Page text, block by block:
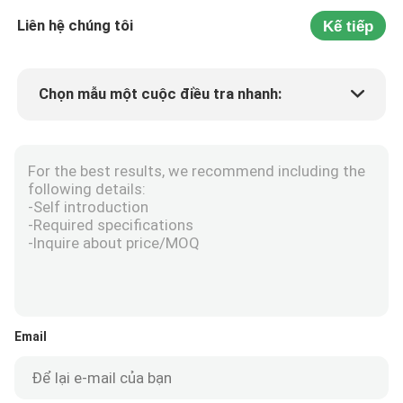
Liên hệ chúng tôi Kế tiếp
Chọn mẫu một cuộc điều tra nhanh:
Yêu cầu một mẫu
For the best results, we recommend including the
following details:
-Self introduction
-Required specifications
-Inquire about price/MOQ
Email